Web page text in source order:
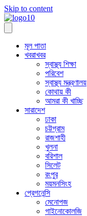
Skip to content
মূল পাতা
খবরাখবর
স্বাস্থ্য শিক্ষা
পরিবেশ
স্বাস্থ্য মন্ত্রণালয়
কোথায় কী
আমরা কী খাচ্ছি
সারাদেশ
ঢাকা
চট্টগ্রাম
রাজশাহী
খুলনা
বরিশাল
সিলেট
রংপুর
ময়মনসিংহ
প্রেগনেন্সি
মেনোপজ
গাইনোকোলজি